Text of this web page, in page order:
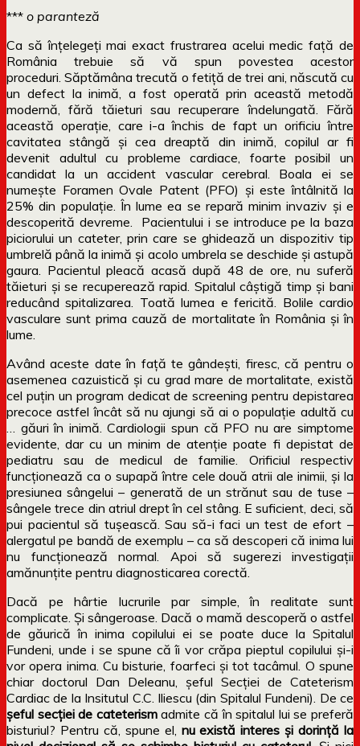
*** o paranteză
Ca să înțelegeți mai exact frustrarea acelui medic față de
România trebuie să vă spun povestea acestor
proceduri. Săptămâna trecută o fetiță de trei ani, născută cu
un defect la inimă, a fost operată prin această metodă
modernă, fără tăieturi sau recuperare îndelungată. Fără
această operaţie, care i-a închis de fapt un orificiu între
cavitatea stângă și cea dreaptă din inimă, copilul ar fi
devenit adultul cu probleme cardiace, foarte posibil un
candidat la un accident vascular cerebral. Boala ei se
numește Foramen Ovale Patent (PFO) și este întâlnită la
25% din populație. În lume ea se repară minim invaziv și e
descoperită devreme. Pacientului i se introduce pe la baza
piciorului un cateter, prin care se ghidează un dispozitiv tip
umbrelă până la inimă și acolo umbrela se deschide și astupă
gaura. Pacientul pleacă acasă după 48 de ore, nu suferă
tăieturi și se recuperează rapid. Spitalul câștigă timp și bani
reducând spitalizarea. Toată lumea e fericită. Bolile cardio
vasculare sunt prima cauză de mortalitate în România și în
lume.
Având aceste date în față te gândești, firesc, că pentru o
asemenea cazuistică și cu grad mare de mortalitate, există
cel puțin un program dedicat de screening pentru depistarea
precoce astfel încât să nu ajungi să ai o populație adultă cu
… găuri în inimă. Cardiologii spun că PFO nu are simptome
evidente, dar cu un minim de atenție poate fi depistat de
pediatru sau de medicul de familie. Orificiul respectiv
funcționează ca o supapă între cele două atrii ale inimii, și la
presiunea sângelui – generată de un strănut sau de tuse –
sângele trece din atriul drept în cel stâng. E suficient, deci, să
pui pacientul să tușească. Sau să-i faci un test de efort –
alergatul pe bandă de exemplu – ca să descoperi că inima lui
nu funcționează normal. Apoi să sugerezi investigații
amănunțite pentru diagnosticarea corectă.
Dacă pe hârtie lucrurile par simple, în realitate sunt
complicate. Și sângeroase. Dacă o mamă descoperă o astfel
de găurică în inima copilului ei se poate duce la Spitalul
Fundeni, unde i se spune că îi vor crăpa pieptul copilului și-i
vor opera inima. Cu bisturie, foarfeci și tot tacâmul. O spune
chiar doctorul Dan Deleanu, șeful Secției de Cateterism
Cardiac de la Insitutul C.C. Iliescu (din Spitalul Fundeni). De ce
șeful secției de cateterismadmite că în spitalul lui se preferă
bisturiul? Pentru că, spune el, nu există interes și dorință la